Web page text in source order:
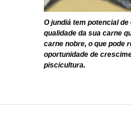
O jundiá tem potencial
qualidade da sua carne
carne nobre, o que pode
oportunidade de
piscicultura.